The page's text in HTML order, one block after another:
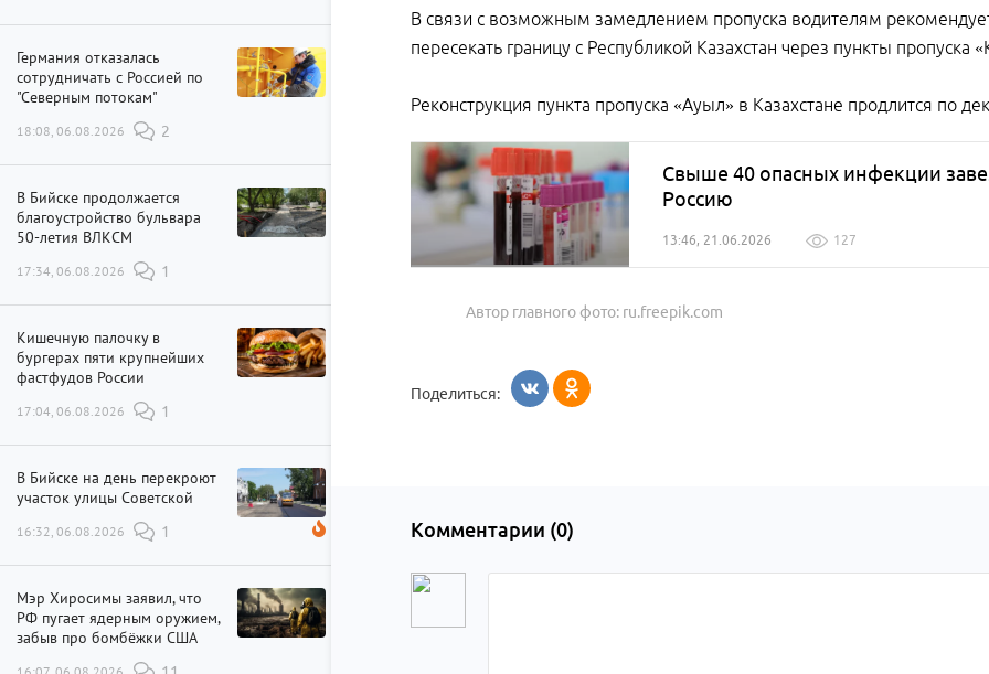
Германия отказалась
сотрудничать с Россией по
"Северным потокам"
18:08, 06.08.2026 2
В Бийске продолжается
благоустройство бульвара
50-летия ВЛКСМ
17:34, 06.08.2026 1
Кишечную палочку в
бургерах пяти крупнейших
фастфудов России
17:04, 06.08.2026 1
В Бийске на день перекроют
участок улицы Советской
16:32, 06.08.2026 1
Мэр Хиросимы заявил, что
РФ пугает ядерным оружием,
забыв про бомбёжки США
В связи с возможным замедлением пропуска водителям
пересекать границу с Республикой Казахстан через пункты пропуска
Реконструкция пункта пропуска «Ауыл» в Казахстане продлится по
Свыше 40 опасных инфекции
Россию
13:46, 21.06.2026 127
Автор главного фото: ru.freepik.com
Поделиться:
Комментарии (0)